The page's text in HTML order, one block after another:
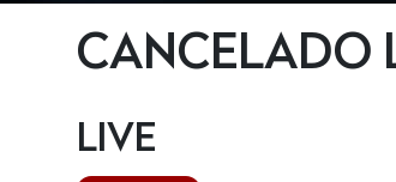
CANCELADO
LIVE